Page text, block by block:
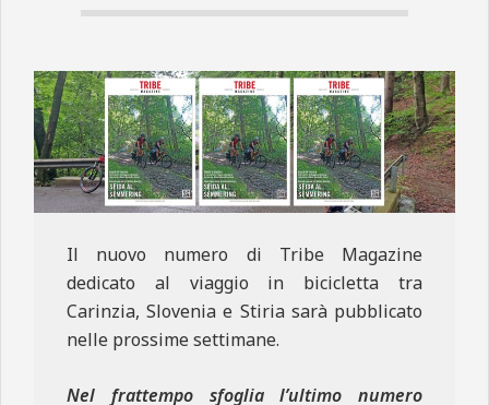
E
Il nuovo numero di Tribe Magazine
dedicato al viaggio in bicicletta tra
Carinzia, Slovenia e Stiria sarà pubblicato
nelle prossime settimane.
Nel frattempo sfoglia l’ultimo numero